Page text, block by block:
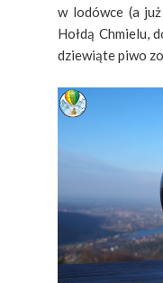
w lodówce (a
Hołdą Chmielu,
dziewiąte piwo